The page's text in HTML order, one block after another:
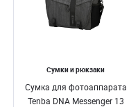
Сумки и рюкзаки
Сумка для фотоаппарата
Tenba DNA Messenger 13